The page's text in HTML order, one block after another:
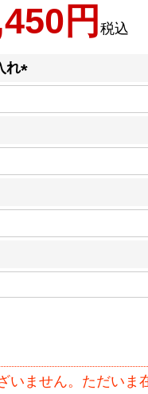
税込
れ
必
いません。ただいま